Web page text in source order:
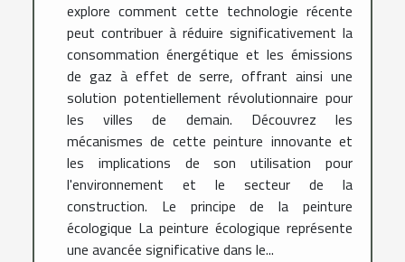
explore comment cette technologie récente
peut contribuer à réduire significativement la
consommation énergétique et les émissions
de gaz à effet de serre, offrant ainsi une
solution potentiellement révolutionnaire pour
les villes de demain. Découvrez les
mécanismes de cette peinture innovante et
les implications de son utilisation pour
l'environnement et le secteur de la
construction. Le principe de la peinture
écologique La peinture écologique représente
une avancée significative dans le...